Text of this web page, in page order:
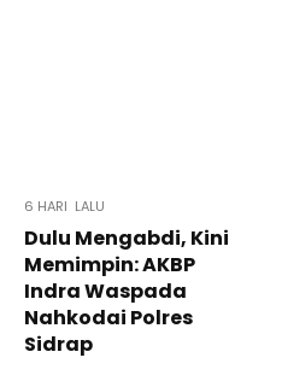
6 HARI LALU
Dulu Mengabdi, Kini
Memimpin: AKBP
Indra Waspada
Nahkodai Polres
Sidrap